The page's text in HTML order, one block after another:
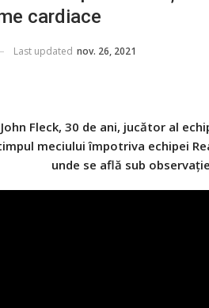
cardiace
Last updated nov. 26, 2021
Fleck, 30 de ani, jucător al
meciului împotriva echipei
unde se află sub